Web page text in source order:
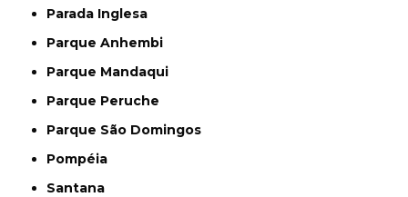
Parada Inglesa
Parque Anhembi
Parque Mandaqui
Parque Peruche
Parque São Domingos
Pompéia
Santana